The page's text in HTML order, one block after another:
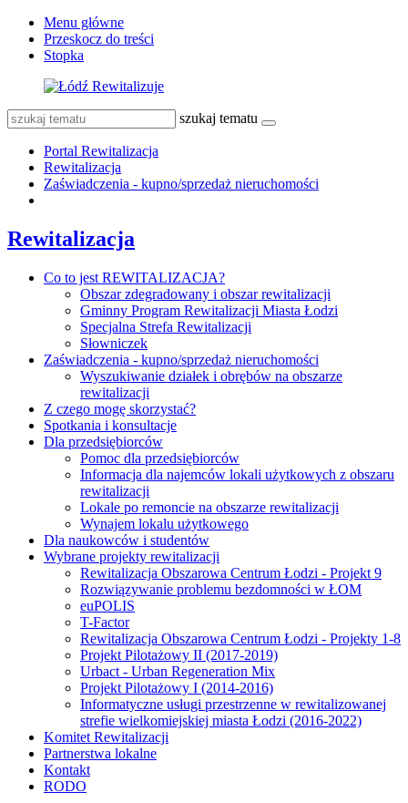
Menu główne
Przeskocz do treści
Stopka
szukaj tematu
Portal Rewitalizacja
Rewitalizacja
Zaświadczenia - kupno/sprzedaż nieruchomości
Rewitalizacja
Co to jest REWITALIZACJA?
Obszar zdegradowany i obszar rewitalizacji
Gminny Program Rewitalizacji Miasta Łodzi
Specjalna Strefa Rewitalizacji
Słowniczek
Zaświadczenia - kupno/sprzedaż nieruchomości
Wyszukiwanie działek i obrębów na obszarze
rewitalizacji
Z czego mogę skorzystać?
Spotkania i konsultacje
Dla przedsiębiorców
Pomoc dla przedsiębiorców
Informacja dla najemców lokali użytkowych z obszaru
rewitalizacji
Lokale po remoncie na obszarze rewitalizacji
Wynajem lokalu użytkowego
Dla naukowców i studentów
Wybrane projekty rewitalizacji
Rewitalizacja Obszarowa Centrum Łodzi - Projekt 9
Rozwiązywanie problemu bezdomności w ŁOM
euPOLIS
T-Factor
Rewitalizacja Obszarowa Centrum Łodzi - Projekty 1-8
Projekt Pilotażowy II (2017-2019)
Urbact - Urban Regeneration Mix
Projekt Pilotażowy I (2014-2016)
Informatyczne usługi przestrzenne w rewitalizowanej
strefie wielkomiejskiej miasta Łodzi (2016-2022)
Komitet Rewitalizacji
Partnerstwa lokalne
Kontakt
RODO